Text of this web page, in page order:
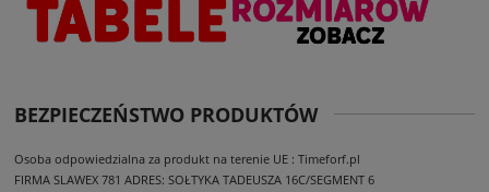
BEZPIECZEŃSTWO PRODUKTÓW
Osoba odpowiedzialna za produkt na terenie UE : Timeforf.pl
FIRMA SLAWEX 781 ADRES: SOŁTYKA TADEUSZA 16C/SEGMENT 6